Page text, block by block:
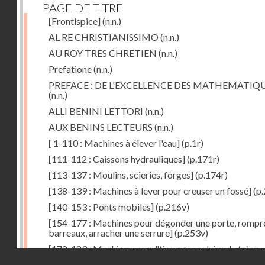
PAGE DE TITRE
[Frontispice](n.n.)
AL RE CHRISTIANISSIMO (n.n.)
AU ROY TRES CHRETIEN (n.n.)
Prefatione(n.n.)
PREFACE : DE L'EXCELLENCE DES
(n.n.)
ALLI BENINI LETTORI (n.n.)
AUX BENINS LECTEURS (n.n.)
[ 1-110 : Machines à élever l'eau](p.1r)
[111-112 : Caissons hydrauliques](p.171r)
[113-137 : Moulins, scieries, forges](p.174r)
[138-139 : Machines à lever pour creuser un fossé]
[140-153 : Ponts mobiles](p.216v)
[154-177 : Machines pour dégonder une porte,
barreaux, arracher une serrure](p.253v)
[178-183 : Machines pour "tirer et conduire de très